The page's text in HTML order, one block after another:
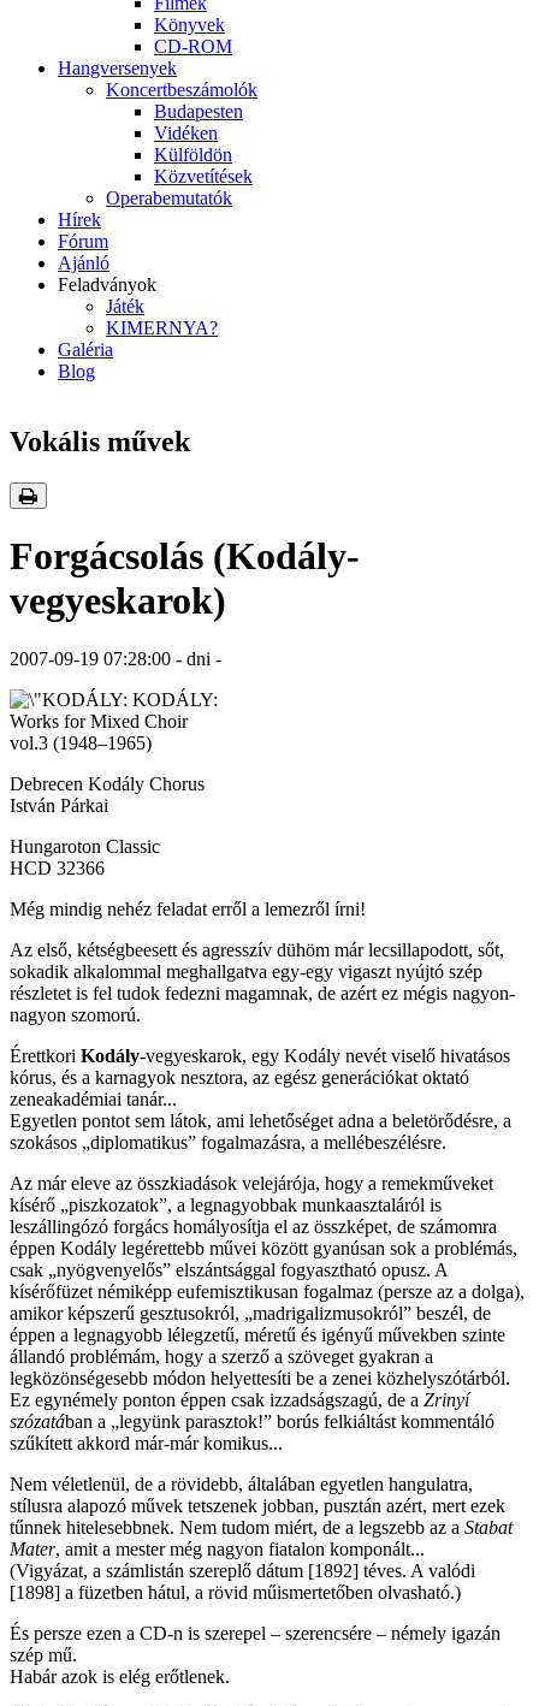
Könyvek
CD-ROM
Hangversenyek
Koncertbeszámolók
Budapesten
Vidéken
Külföldön
Közvetítések
Operabemutatók
Hírek
Fórum
Ajánló
Feladványok
Játék
KIMERNYA?
Galéria
Blog
Vokális művek
Forgácsolás (Kodály-
vegyeskarok)
2007-09-19 07:28:00 - dni -
KODÁLY:
Works for Mixed Choir
vol.3 (1948–1965)
Debrecen Kodály Chorus
István Párkai
Hungaroton Classic
HCD 32366
Még mindig nehéz feladat erről a lemezről írni!
Az első, kétségbeesett és agresszív dühöm már lecsillapodott, sőt,
sokadik alkalommal meghallgatva egy-egy vigaszt nyújtó szép
részletet is fel tudok fedezni magamnak, de azért ez mégis nagyon-
nagyon szomorú.
Érettkori Kodály-vegyeskarok, egy Kodály nevét viselő hivatásos
kórus, és a karnagyok nesztora, az egész generációkat oktató
zeneakadémiai tanár...
Egyetlen pontot sem látok, ami lehetőséget adna a beletörődésre, a
szokásos „diplomatikus” fogalmazásra, a mellébeszélésre.
Az már eleve az összkiadások velejárója, hogy a remekműveket
kísérő „piszkozatok”, a legnagyobbak munkaasztaláról is
leszállingózó forgács homályosítja el az összképet, de számomra
éppen Kodály legérettebb művei között gyanúsan sok a problémás,
csak „nyögvenyelős” elszántsággal fogyasztható opusz. A
kísérőfüzet némiképp eufemisztikusan fogalmaz (persze az a dolga),
amikor képszerű gesztusokról, „madrigalizmusokról” beszél, de
éppen a legnagyobb lélegzetű, méretű és igényű művekben szinte
állandó problémám, hogy a szerző a szöveget gyakran a
legközönségesebb módon helyettesíti be a zenei közhelyszótárból.
Ez egynémely ponton éppen csak izzadságszagú, de a Zrinyí
szózatában a „legyünk parasztok!” borús felkiáltást kommentáló
szűkített akkord már-már komikus...
Nem véletlenül, de a rövidebb, általában egyetlen hangulatra,
stílusra alapozó művek tetszenek jobban, pusztán azért, mert ezek
tűnnek hitelesebbnek. Nem tudom miért, de a legszebb az a Stabat
Mater, amit a mester még nagyon fiatalon komponált...
(Vigyázat, a számlistán szereplő dátum [1892] téves. A valódi
[1898] a füzetben hátul, a rövid műismertetőben olvasható.)
És persze ezen a CD-n is szerepel – szerencsére – némely igazán
szép mű.
Habár azok is elég erőtlenek.